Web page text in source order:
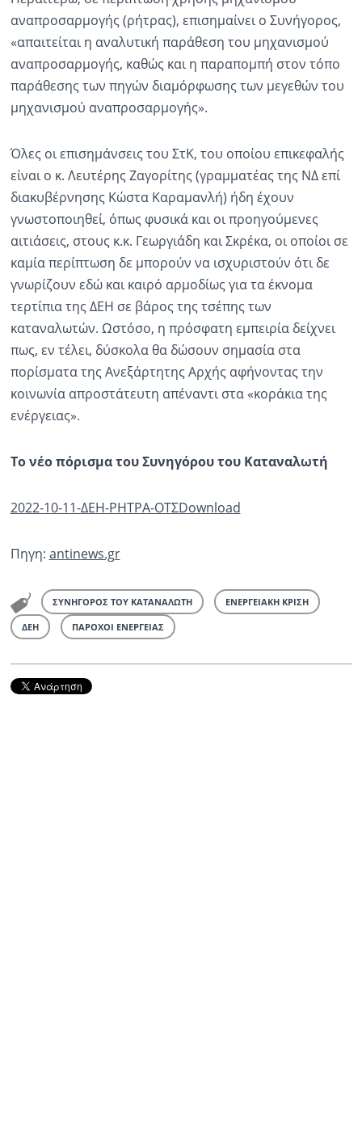
αναπροσαρμογής (ρήτρας), επισημαίνει ο Συνήγορος,
«απαιτείται η αναλυτική παράθεση του μηχανισμού
αναπροσαρμογής, καθώς και η παραπομπή στον τόπο
παράθεσης των πηγών διαμόρφωσης των μεγεθών του
μηχανισμού αναπροσαρμογής».
Όλες οι επισημάνσεις του ΣτΚ, του οποίου επικεφαλής
είναι ο κ. Λευτέρης Ζαγορίτης (γραμματέας της ΝΔ επί
διακυβέρνησης Κώστα Καραμανλή) ήδη έχουν
γνωστοποιηθεί, όπως φυσικά και οι προηγούμενες
αιτιάσεις, στους κ.κ. Γεωργιάδη και Σκρέκα, οι οποίοι σε
καμία περίπτωση δε μπορούν να ισχυριστούν ότι δε
γνωρίζουν εδώ και καιρό αρμοδίως για τα έκνομα
τερτίπια της ΔΕΗ σε βάρος της τσέπης των
καταναλωτών. Ωστόσο, η πρόσφατη εμπειρία δείχνει
πως, εν τέλει, δύσκολα θα δώσουν σημασία στα
πορίσματα της Ανεξάρτητης Αρχής αφήνοντας την
κοινωνία απροστάτευτη απέναντι στα «κοράκια της
ενέργειας».
Το νέο πόρισμα του Συνηγόρου του Καταναλωτή
2022-10-11-ΔΕΗ-ΡΗΤΡΑ-ΟΤΣDownload
Πηγη: antinews.gr
ΣΥΝΗΓΟΡΟΣ ΤΟΥ ΚΑΤΑΝΑΛΩΤΗ ΕΝΕΡΓΕΙΑΚΗ ΚΡΙΣΗ
ΔΕΗ ΠΑΡΟΧΟΙ ΕΝΕΡΓΕΙΑΣ